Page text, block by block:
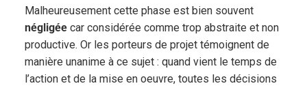
Malheureusement cette phase est bien souvent
négligéecar considérée comme trop abstraite et non
productive. Or les porteurs de projet témoignent de
manière unanime à ce sujet : quand vient le temps de
l’action et de la mise en oeuvre, toutes les décisions